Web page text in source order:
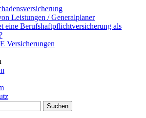
Leistungen / Generalplaner
eine Berufshaftpflichtversicherung als
Versicherungen